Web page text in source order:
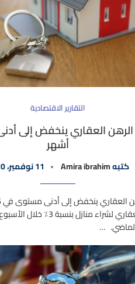
التقارير الاقتصادية
أشهر
كتبهAmira ibrahim 11 نوفمبر، 2020
طلبات الرهن العقاري لشراء